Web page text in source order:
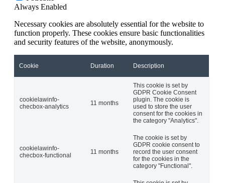
Always Enabled
Necessary cookies are absolutely essential for the website to
function properly. These cookies ensure basic functionalities
and security features of the website, anonymously.
Cookie Duration Description
cookielawinfo-
checbox-analytics
11 months
This cookie is set by
GDPR Cookie Consent
plugin. The cookie is
used to store the user
consent for the cookies in
the category "Analytics".
cookielawinfo-
checbox-functional
11 months
The cookie is set by
GDPR cookie consent to
record the user consent
for the cookies in the
category "Functional".